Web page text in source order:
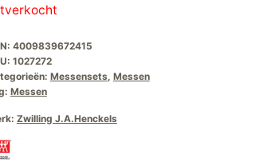
€349,00.
4009839672415
1027272
Messensets, Messen
Messen
Zwilling J.A.Henckels